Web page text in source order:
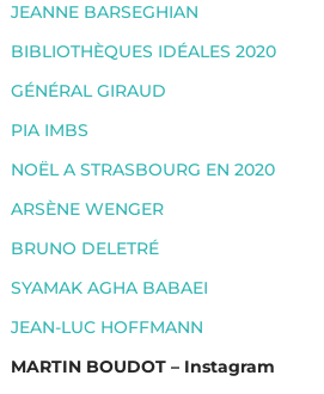
JEANNE BARSEGHIAN
BIBLIOTHÈQUES IDÉALES 2020
GÉNÉRAL GIRAUD
PIA IMBS
NOËL A STRASBOURG EN 2020
ARSÈNE WENGER
BRUNO DELETRÉ
SYAMAK AGHA BABAEI
JEAN-LUC HOFFMANN
MARTIN BOUDOT – Instagram